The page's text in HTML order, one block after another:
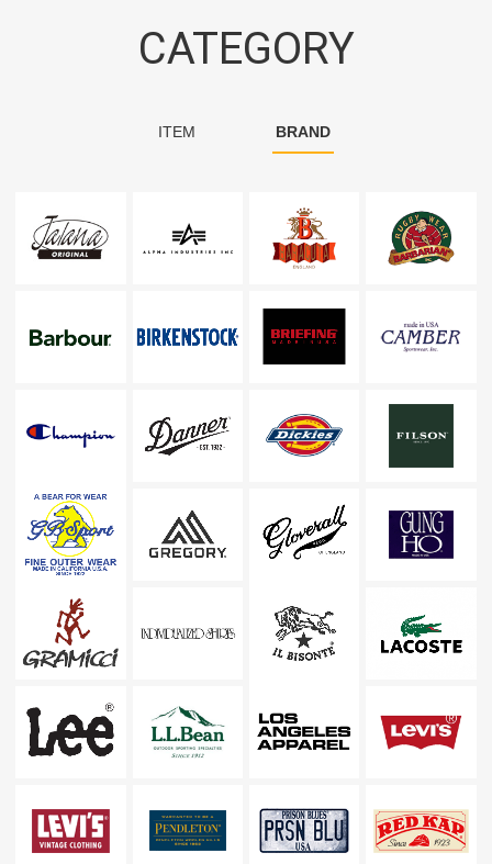
CATEGORY
ITEM BRAND